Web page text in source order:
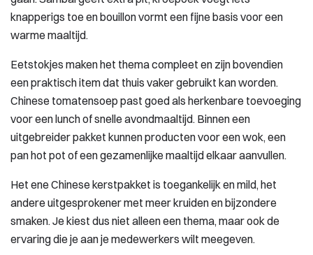
knapperigs toe en bouillon vormt een fijne basis voor een
warme maaltijd.
Eetstokjes maken het thema compleet en zijn bovendien
een praktisch item dat thuis vaker gebruikt kan worden.
Chinese tomatensoep past goed als herkenbare toevoeging
voor een lunch of snelle avondmaaltijd. Binnen een
uitgebreider pakket kunnen producten voor een wok, een
pan hot pot of een gezamenlijke maaltijd elkaar aanvullen.
Het ene Chinese kerstpakket is toegankelijk en mild, het
andere uitgesprokener met meer kruiden en bijzondere
smaken. Je kiest dus niet alleen een thema, maar ook de
ervaring die je aan je medewerkers wilt meegeven.